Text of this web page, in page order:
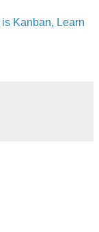
Kanban, Learn